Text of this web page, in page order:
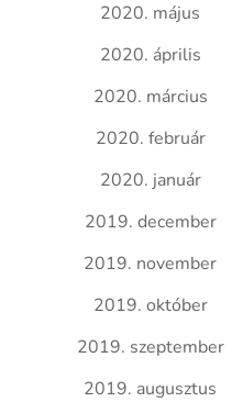
2020. május
2020. április
2020. március
2020. február
2020. január
2019. december
2019. november
2019. október
2019. szeptember
2019. augusztus